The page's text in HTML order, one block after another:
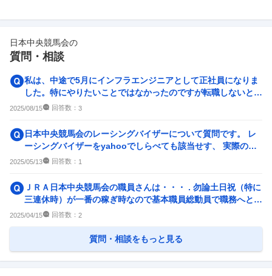
日本中央競馬会の
質問・相談
私は、中途で5月にインフラエンジニアとして正社員になりま
した。特にやりたいことではなかったのですが転職しないとと
思ってしました。 しか...
2025/08/15 回答数： 3
日本中央競馬会のレーシングバイザーについて質問です。 レ
ーシングバイザーをyahooでしらべても該当せす、 実際のと
ころ、日本中央競馬...
2025/05/13 回答数： 1
ＪＲＡ日本中央競馬会の職員さんは・・・ . 勿論土日祝（特に
三連休時）が一番の稼ぎ時なので基本職員総動員で職務へと当
たるんでしょうが...
2025/04/15 回答数： 2
質問・相談をもっと見る